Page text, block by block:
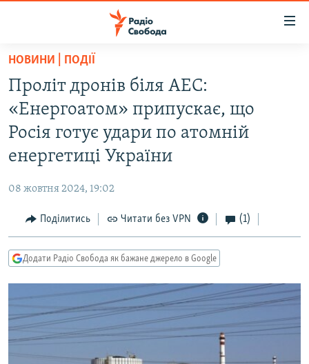
Перейти
основного
матеріалу
Перейти
до
основної
Перейти
пошуку
РАДІО СВОБОДА – 70 РОКІВ
ВСЕ ЗА ДОБУ
СТАТТІ
КУЛЬТУРА
СПОРТ
СВІТ
ДОНБАС.РЕАЛІЇ
КРИМ.РЕАЛІЇ
ТИ ЯК?
КИТАЙ.ВИКЛИКИ
МУЛЬТИМЕДІА
НОВИНИ | ПОДІЇ
Проліт дронів біля АЕС:
«Енергоатом» припускає, що
Росія готує удари по атомній
енергетиці України
08 жовтня 2024, 19:02
Поділитись Читати без VPN (1)
Додати Радіо Свобода як бажане джерело в Google